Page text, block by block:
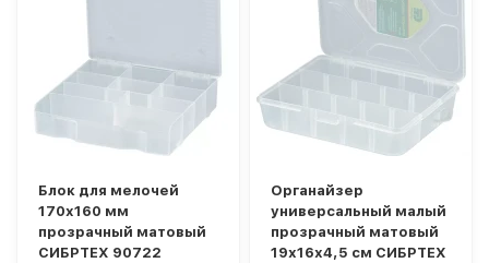
Блок для мелочей
170x160 мм
прозрачный матовый
СИБРТЕХ 90722
Органайзер
универсальный малый
прозрачный матовый
19х16х4,5 см СИБРТЕХ